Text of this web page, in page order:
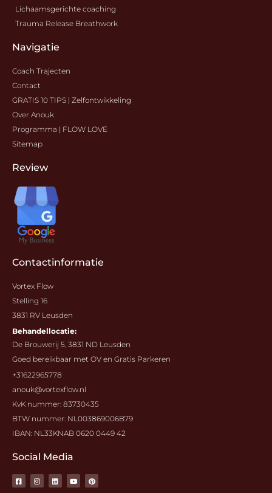
Lichaamsgerichte coaching
Trauma Release Breathwork
Navigatie
Coach Trajecten
Contact
GRATIS 10 TIPS | Zelfontwikkeling
Over Anouk
Programma | FLOW LOVE
Sitemap
Review
Contactinformatie
Vortex Flow
Stelling 16
3831 RV Leusden
Behandellocatie:
De Brouwerij 5, 3831 ND Leusden
Goed bereikbaar met OV en Gratis Parkeren
+31622965778
anouk@vortexflow.nl
KvK nummer: 83730435
BTW nummer: NL003869006B79
IBAN: NL33KNAB 0620 0449 42
Social Media
F
a
c
I
n
s
L
i
n
Y
o
u
P
i
n